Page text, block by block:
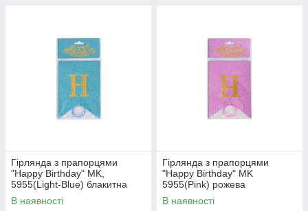
Гірлянда з прапорцями
"Happy Birthday" MK,
5955(Light-Blue) блакитна
В наявності
Гірлянда з прапорцями
"Happy Birthday" MK
5955(Pink) рожева
В наявності